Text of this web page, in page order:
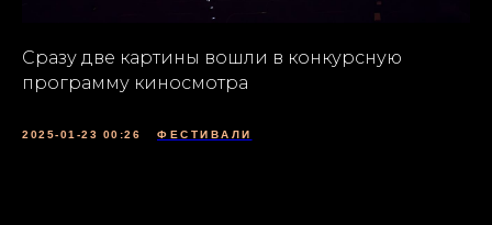
Сразу две картины вошли в конкурсную
программу киносмотра
2025-01-23 00:26 ФЕСТИВАЛИ